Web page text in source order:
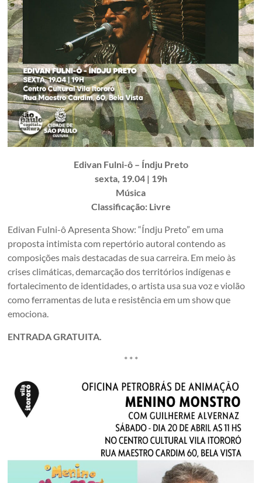
Edivan Fulni-ô – Índju Preto
sexta, 19.04 | 19h
Música
Classificação: Livre
Edivan Fulni-ô Apresenta Show: “Índju Preto” em uma
proposta intimista com repertório autoral contendo as
composições mais destacadas de sua carreira. Em meio às
crises climáticas, demarcação dos territórios indígenas e
fortalecimento de identidades, o artista usa sua voz e violão
como ferramentas de luta e resistência em um show que
emociona.
ENTRADA GRATUITA.
* * *